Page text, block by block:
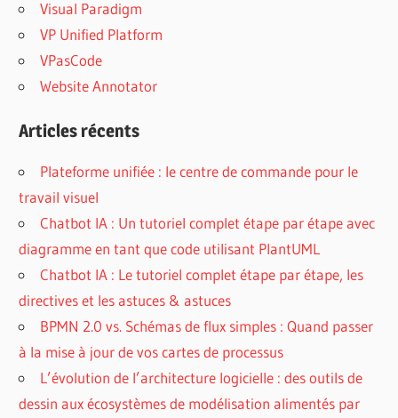
Visual Paradigm
VP Unified Platform
VPasCode
Website Annotator
Articles récents
Plateforme unifiée : le centre de commande pour le
travail visuel
Chatbot IA : Un tutoriel complet étape par étape avec
diagramme en tant que code utilisant PlantUML
Chatbot IA : Le tutoriel complet étape par étape, les
directives et les astuces & astuces
BPMN 2.0 vs. Schémas de flux simples : Quand passer
à la mise à jour de vos cartes de processus
L’évolution de l’architecture logicielle : des outils de
dessin aux écosystèmes de modélisation alimentés par